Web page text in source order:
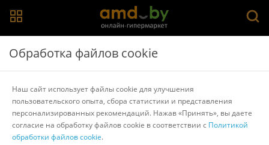
Главная > Каталог товаров Автомобильные шины
Белшина
Зимние шины Белшина Artmotion Snow HP Бел-494
225/60R18 100H
Другие товары Белшина
Обработка файлов cookie
Наш сайт использует файлы cookie для улучшения
пользовательского опыта, сбора статистики и представления
персонализированных рекомендаций. Нажав «Принять», вы даете
согласие на обработку файлов cookie в соответствии с Политикой
обработки файлов cookie.